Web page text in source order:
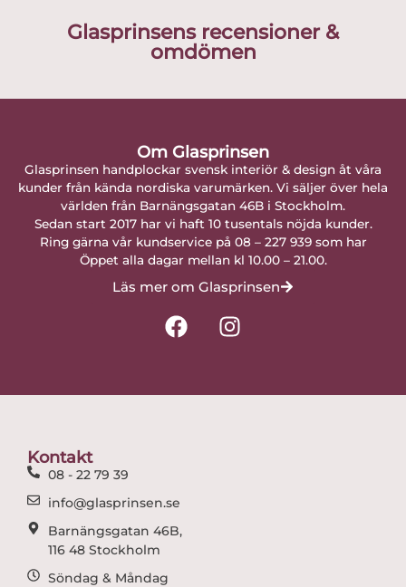
Glasprinsens recensioner &
omdömen
Om Glasprinsen
Glasprinsen handplockar svensk interiör & design åt våra
kunder från kända nordiska varumärken. Vi säljer över hela
världen från Barnängsgatan 46B i Stockholm.
Sedan start 2017 har vi haft 10 tusentals nöjda kunder.
Ring gärna vår kundservice på 08 – 227 939 som har
Öppet alla dagar mellan kl 10.00 – 21.00.
Läs mer om Glasprinsen
F
a
I
n
Kontakt
08 - 22 79 39
info@glasprinsen.se
Barnängsgatan 46B,
116 48 Stockholm
Söndag & Måndag